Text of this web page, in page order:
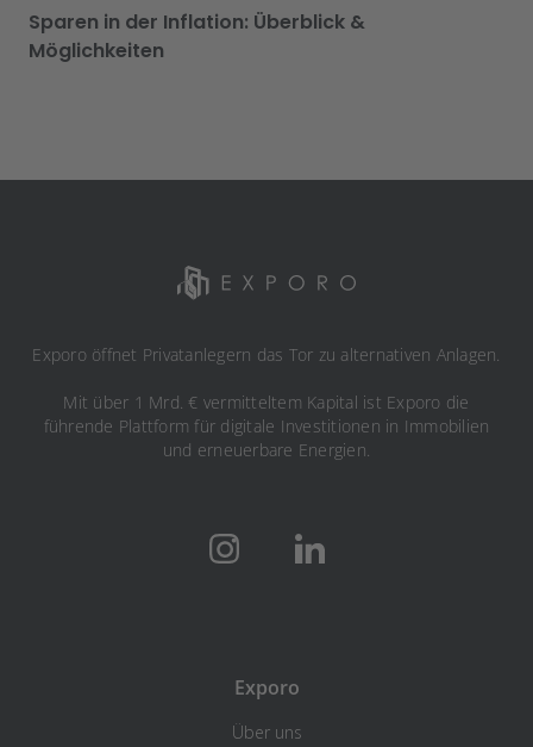
Sparen in der Inflation: Überblick &
Möglichkeiten
Exporo öffnet Privatanlegern das Tor zu alternativen Anlagen.
Mit über 1 Mrd. € vermitteltem Kapital ist Exporo die
führende Plattform für digitale Investitionen in Immobilien
und erneuerbare Energien.
Exporo
Über uns